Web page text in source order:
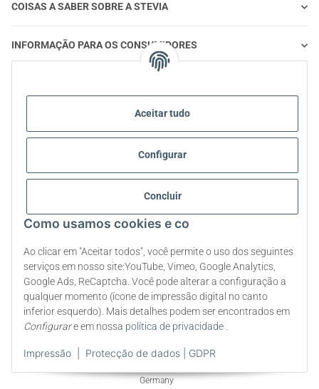
Aceitar tudo
Configurar
Concluir
Como usamos cookies e co
Ao clicar em "Aceitar todos", você permite o uso dos seguintes
serviços em nosso site:YouTube, Vimeo, Google Analytics,
Google Ads, ReCaptcha. Você pode alterar a configuração a
qualquer momento (ícone de impressão digital no canto
inferior esquerdo). Mais detalhes podem ser encontrados em
Configurare em nossa política de privacidade
Impressão Protecção de dados | GDPR
COISAS A SABER SOBRE A STEVIA
INFORMAÇÃO PARA OS CONSUMIDORES
STEVIA INFORMAÇÃO SOBRE PRODUTOS
Rescindir o contrato
* Todos os preços incluem IVA obrigatório., mais
© 2009-2026 All rights reserved. | steviapura ® is a registered trademark of
Germany